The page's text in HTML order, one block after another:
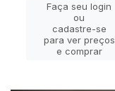
Faça seu login
ou
cadastre-se
para ver preços
e comprar